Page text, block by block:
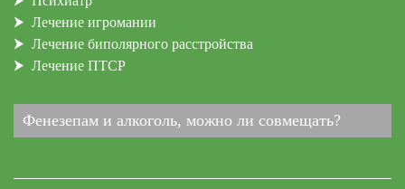
Лечение игромании
Лечение биполярного расстройства
Лечение ПТСР
Фенезепам и алкоголь, можно ли совмещать?